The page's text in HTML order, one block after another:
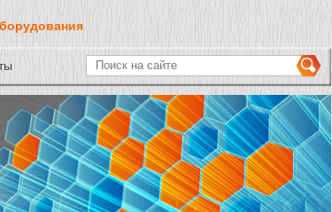
ФОРМА ПОИСКА
Поиск на сайте